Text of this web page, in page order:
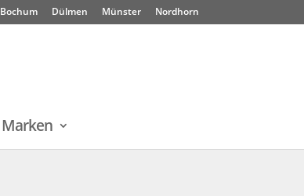
Bochum Dülmen Münster Nordhorn
Marken